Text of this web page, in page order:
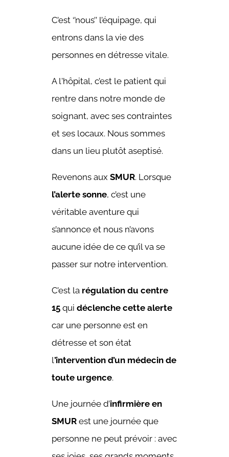
C’est ‘’nous’’ l’équipage, qui
entrons dans la vie des
personnes en détresse vitale.
A l'hôpital, c’est le patient qui
rentre dans notre monde de
soignant, avec ses contraintes
et ses locaux. Nous sommes
dans un lieu plutôt aseptisé.
Revenons aux SMUR. Lorsque
l’alerte sonne, c’est une
véritable aventure qui
s’annonce et nous n’avons
aucune idée de ce qu’il va se
passer sur notre intervention.
C’est la régulation du centre
15qui déclenche cette alerte
car une personne est en
détresse et son état
l’intervention d’un médecin de
toute urgence.
Une journée d’infirmière en
SMURest une journée que
personne ne peut prévoir : avec